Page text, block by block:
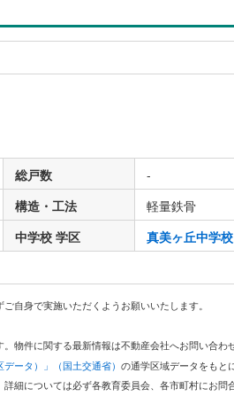
総戸数
-
構造・工法
軽量鉄骨
中学校 学区 真美ヶ丘中学校
自身で実施いただくようお願いいたします。
物件に関する最新情報は不動産会社へお問い合わ
ータ）」（国土交通省） の通学区域データをもと
細については必ず各教育委員会、各市町村にお問